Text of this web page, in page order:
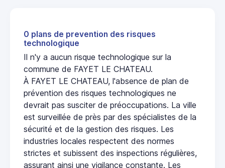
0 plans de prevention des risques
technologique
Il n'y a aucun risque technologique sur la
commune de FAYET LE CHATEAU.
À FAYET LE CHATEAU, l'absence de plan de
prévention des risques technologiques ne
devrait pas susciter de préoccupations. La ville
est surveillée de près par des spécialistes de la
sécurité et de la gestion des risques. Les
industries locales respectent des normes
strictes et subissent des inspections régulières,
assurant ainsi une vigilance constante. Les